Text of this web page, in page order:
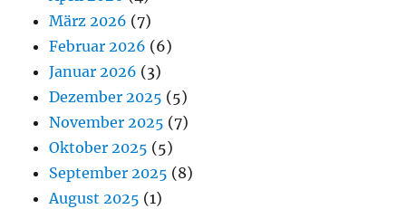
März 2026 (7)
Februar 2026 (6)
Januar 2026 (3)
Dezember 2025 (5)
November 2025 (7)
Oktober 2025 (5)
September 2025 (8)
August 2025 (1)